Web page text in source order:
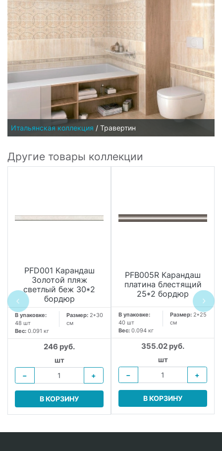
Итальянская коллекция / Травертин
Другие товары коллекции
PFD001 Карандаш
Золотой пляж
светлый беж 30*2
бордюр
В упаковке:
48 шт
Размер: 2*30
см
Вес: 0.091 кг
246 руб.
шт
−
+
В КОРЗИНУ
PFB005R Карандаш
платина блестящий
25*2 бордюр
В упаковке:
40 шт
Размер: 2*25
см
Вес: 0.094 кг
355.02 руб.
шт
−
+
В КОРЗИНУ